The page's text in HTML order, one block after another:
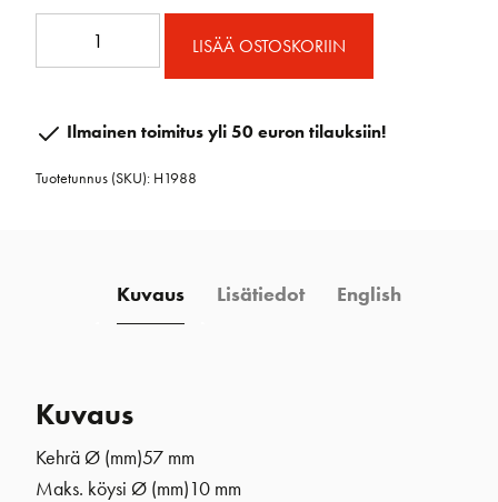
Falliploki
LISÄÄ OSTOSKORIIN
Ilmainen toimitus yli 50 euron tilauksiin!
Tuotetunnus (SKU): H1988
Kuvaus Lisätiedot English
Kuvaus
Kehrä Ø (mm)57 mm
Maks. köysi Ø (mm)10 mm